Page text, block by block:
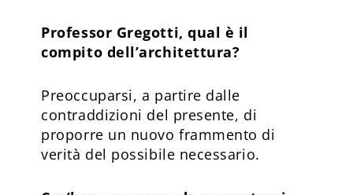
Professor Gregotti, qual è il
compito dell’architettura?
Preoccuparsi, a partire dalle
contraddizioni del presente, di
proporre un nuovo frammento di
verità del possibile necessario.